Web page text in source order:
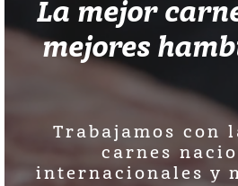
La mejor
mejores
Trabajamos con
carnes
internacionales y